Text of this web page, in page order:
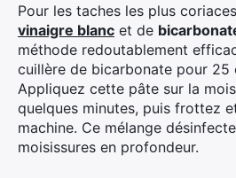
Pour les taches les plus
vinaigre blanc et de
méthode redoutablement
cuillère de bicarbonate pour 25
Appliquez cette pâte sur la
quelques minutes, puis frottez
machine. Ce mélange
moisissures en profondeur.